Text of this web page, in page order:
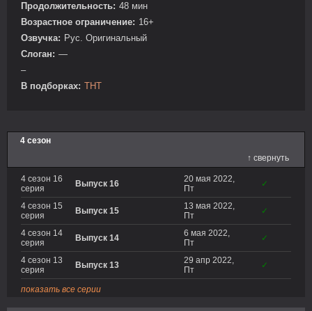
Продолжительность: 48 мин
Возрастное ограничение: 16+
Озвучка: Рус. Оригинальный
Слоган: —
–
В подборках: ТНТ
4 сезон
↑ свернуть
4 сезон 16
серия
Выпуск 16
20 мая 2022,
Пт
✓
4 сезон 15
серия
Выпуск 15
13 мая 2022,
Пт
✓
4 сезон 14
серия
Выпуск 14
6 мая 2022,
Пт
✓
4 сезон 13
серия
Выпуск 13
29 апр 2022,
Пт
✓
показать все серии